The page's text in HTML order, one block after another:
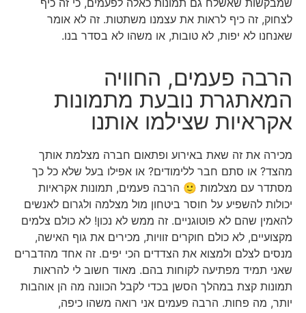
לצחוק, זה כיף לראות את עצמנו משתטות. זה לא אומר
שאנחנו לא יפות, לא טובות, או משהו לא בסדר בנו.
הרבה פעמים, החוויה
המאתגרת נובעת מתמונות
אקראיות שצילמו אותנו
מכירה את זה שאת באירוע ופתאום חברה מצלמת אותך
מהצד? או סתם חבר ללימודים? או אפילו בעל שלא כל כך
מסתדר עם מצלמות 🙂 הרבה פעמים, תמונות אקראיות
יכולות להשפיע על חוסר ביטחון מול מצלמה ולגרום לאנשים
להאמין שהם לא פוטוגניים. זה ממש לא נכון! לא כולם צלמים
מקצועיים, לא כולם חוקרים זוויות, מכירים את גוף האישה,
מנסים לצלם ולמצוא את הצדדים הכי יפים. זה אחד מהדברים
שאני תמיד מפתיעה לקוחות בהם. מאוד חשוב לי להראות
תמונות קצת במהלך הסשן בכדי לקבל הכוונה מה הן אוהבות
יותר, מה פחות. הרבה פעמים אני רואה משהו כיפה,